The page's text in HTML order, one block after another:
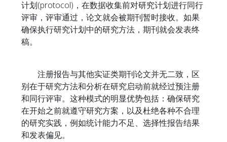
计划(protocol)，在数据收集前对研究计划进行同行
评审，评审通过，论文就会被期刊暂时接收。如果
确保执行研究计划中的研究方法，期刊就会发表终
稿。
注册报告与其他实证类期刊论文并无二致，区
别在于研究方法和分析在研究启动前就经过预注册
和同行评审。这种模式的明显优势包括：确保研究
在开始之前就遵守研究方案，以及杜绝各种不合理
的研究实践，例如统计能力不足、选择性报告结果
和发表偏见。